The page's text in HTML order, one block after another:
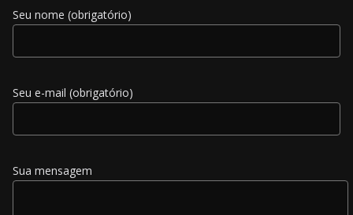
Seu nome (obrigatório)
Seu e-mail (obrigatório)
Sua mensagem